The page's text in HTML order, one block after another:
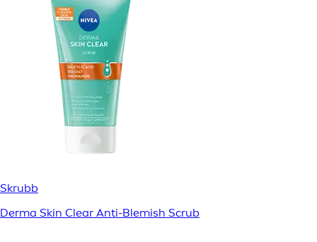
Skrubb
Derma Skin Clear Anti-Blemish Scrub